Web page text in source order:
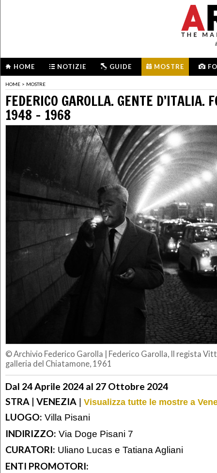
HOME NOTIZIE GUIDE MOSTRE
HOME > MOSTRE
FEDERICO GAROLLA. GENTE D’ITALIA.
1948 – 1968
© Archivio Federico Garolla
Federico Garolla, Il regista
galleria del Chiatamone, 1961
Dal 24 Aprile 2024 al 27 Ottobre 2024
STRA | VENEZIA | Visualizza tutte le mostre a
LUOGO: Villa Pisani
INDIRIZZO: Via Doge Pisani 7
CURATORI: Uliano Lucas e Tatiana Agliani
ENTI PROMOTORI: